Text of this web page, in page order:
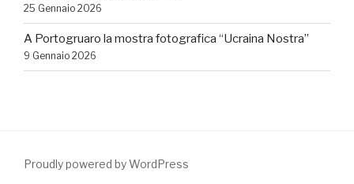
25 Gennaio 2026
A Portogruaro la mostra fotografica “Ucraina Nostra”
9 Gennaio 2026
Proudly powered by WordPress